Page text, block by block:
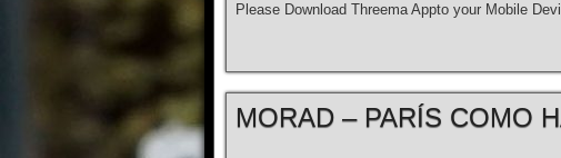
Please Download Threema Appto your Mobile
MORAD – PARÍS COMO